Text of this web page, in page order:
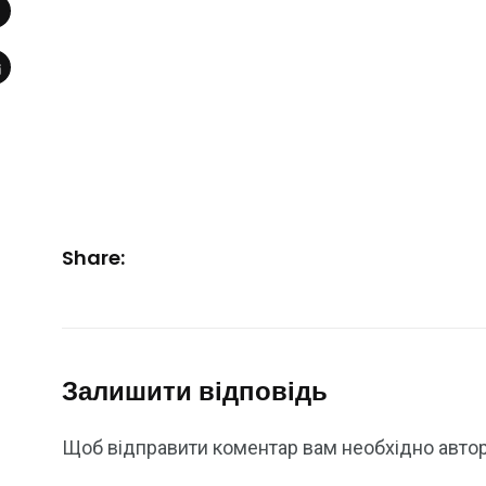
Share:
Залишити відповідь
Щоб відправити коментар вам необхідно